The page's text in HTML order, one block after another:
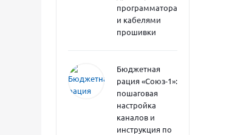
программатора
и кабелями
прошивки
Бюджетная
рация «Союз-1»:
пошаговая
настройка
каналов и
инструкция по